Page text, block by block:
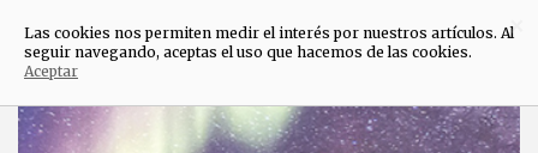
Saltar
×
Las cookies nos permiten medir el interés por nuestros artículos. Al
seguir navegando, aceptas el uso que hacemos de las cookies.
Aceptar